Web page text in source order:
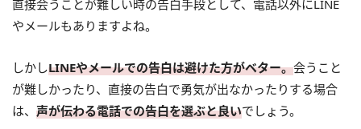
直接会うことが難しい時の告白手段として、電話以外にLINE
やメールもありますよね。
しかしLINEやメールでの告白は避けた方がベター。会うこと
が難しかったり、直接の告白で勇気が出なかったりする場合
は、 声が伝わる電話での告白を選ぶと良いでしょう。